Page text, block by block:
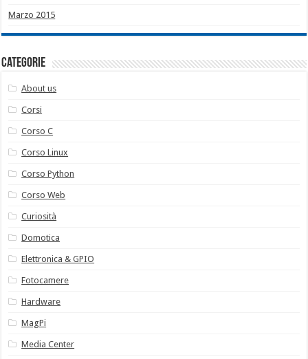
Marzo 2015
Categorie
About us
Corsi
Corso C
Corso Linux
Corso Python
Corso Web
Curiosità
Domotica
Elettronica & GPIO
Fotocamere
Hardware
MagPi
Media Center